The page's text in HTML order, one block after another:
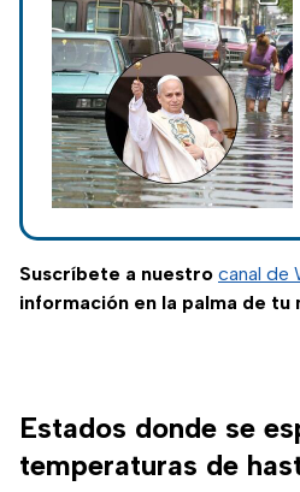
Suscríbete a nuestro canal de
información en la palma de tu
Estados donde se
temperaturas de